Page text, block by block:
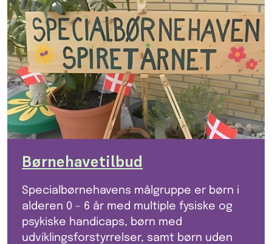
Børnehavetilbud
Specialbørnehavens målgruppe er børn i
alderen 0 – 6 år med multiple fysiske og
psykiske handicaps, børn med
udviklingsforstyrrelser, samt børn uden